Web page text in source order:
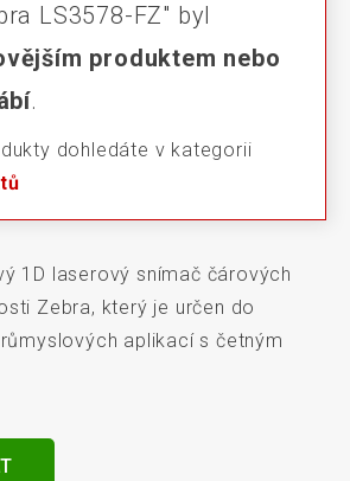
LS3578-FZ" byl
produktem nebo
.
dohledáte v kategorii
1D laserový snímač čárových
Zebra, který je určen do
aplikací s četným